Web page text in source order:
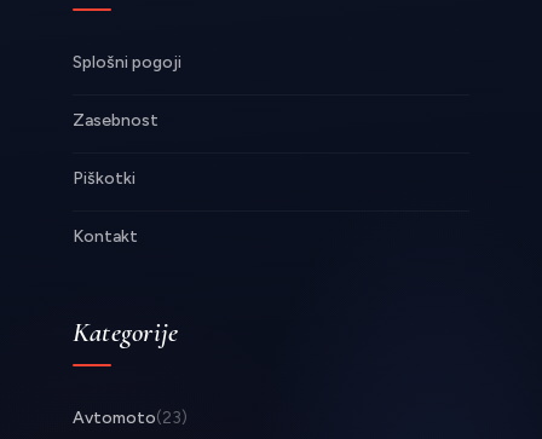
Splošni pogoji
Zasebnost
Piškotki
Kontakt
Kategorije
Avtomoto(23)